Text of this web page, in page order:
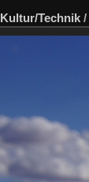
Kultur/Technik /